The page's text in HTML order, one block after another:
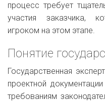
процесс требует
участия заказчика,
игроком на этом этапе.
Понятие
Государственная
проектной
требованиям